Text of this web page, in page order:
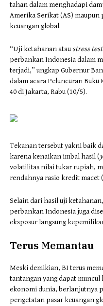
tahan dalam menghadapi
Amerika Serikat (AS)
keuangan global.
“Uji ketahanan atau stress test
perbankan Indonesia dalam
terjadi,” ungkap Gubernur
dalam acara Peluncuran
40 di Jakarta, Rabu (10/5).
Tekanan tersebut yakni baik
karena kenaikan imbal hasil (
volatilitas nilai tukar rupiah,
rendahnya rasio kredit macet (
Selain dari hasil uji
perbankan Indonesia juga
eksposur langsung
Terus Memantau
Meski demikian, BI terus
tantangan yang dapat
ekonomi dunia, berlanjutnya
pengetatan pasar keuangan